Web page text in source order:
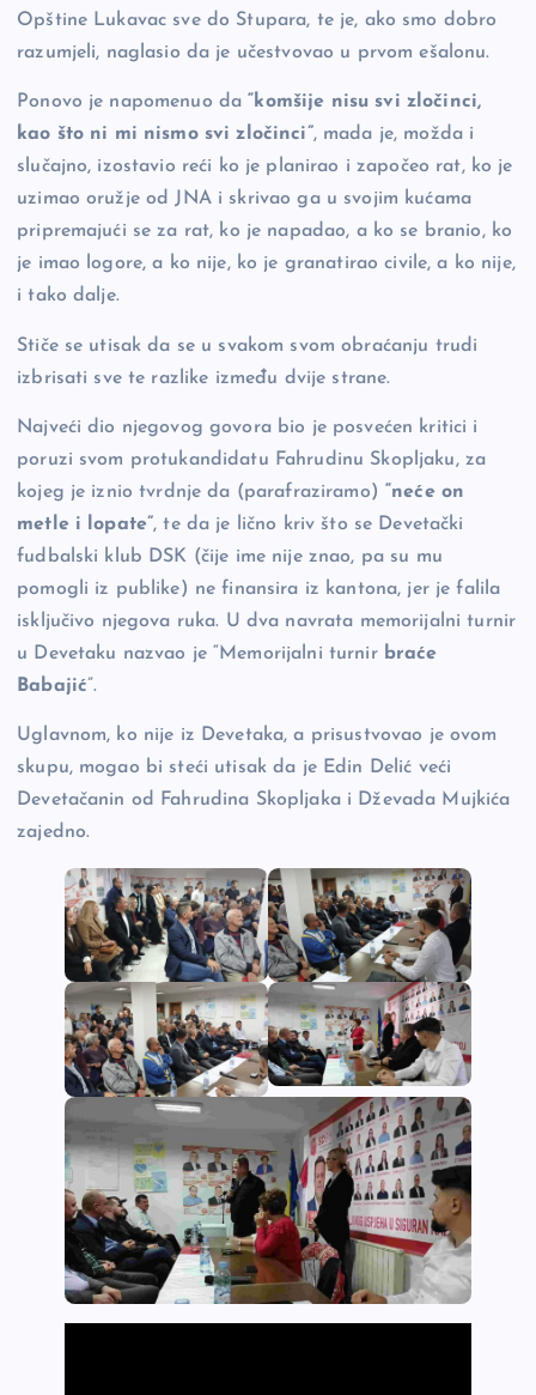
Opštine Lukavac sve do Stupara, te je, ako smo dobro
razumjeli, naglasio da je učestvovao u prvom ešalonu.
Ponovo je napomenuo da “komšije nisu svi zločinci,
kao što ni mi nismo svi zločinci”, mada je, možda i
slučajno, izostavio reći ko je planirao i započeo rat, ko je
uzimao oružje od JNA i skrivao ga u svojim kućama
pripremajući se za rat, ko je napadao, a ko se branio, ko
je imao logore, a ko nije, ko je granatirao civile, a ko nije,
i tako dalje.
Stiče se utisak da se u svakom svom obraćanju trudi
izbrisati sve te razlike između dvije strane.
Najveći dio njegovog govora bio je posvećen kritici i
poruzi svom protukandidatu Fahrudinu Skopljaku, za
kojeg je iznio tvrdnje da (parafraziramo) “neće on
metle i lopate”, te da je lično kriv što se Devetački
fudbalski klub DSK (čije ime nije znao, pa su mu
pomogli iz publike) ne finansira iz kantona, jer je falila
isključivo njegova ruka. U dva navrata memorijalni turnir
u Devetaku nazvao je “Memorijalni turnir braće
Babajić”.
Uglavnom, ko nije iz Devetaka, a prisustvovao je ovom
skupu, mogao bi steći utisak da je Edin Delić veći
Devetačanin od Fahrudina Skopljaka i Dževada Mujkića
zajedno.